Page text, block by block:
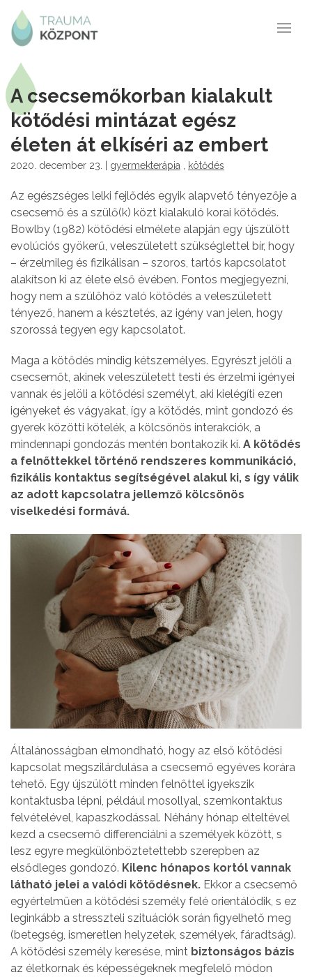
A csecsemőkorban kialakult
kötődési mintázat egész
életen át elkíséri az embert
2020. december 23. | gyermekterápia kötődés
Az egészséges lelki fejlődés egyik alapvető tényezője a
csecsemő és a szülő(k) közt kialakuló korai kötődés.
Bowlby (1982) kötődési elmélete alapján egy újszülött
evolúciós gyökerű, veleszületett szükséglettel bír, hogy
– érzelmileg és fizikálisan – szoros, tartós kapcsolatot
alakítson ki az élete első évében. Fontos megjegyezni,
hogy nem a szülőhöz való kötődés a veleszületett
tényező, hanem a késztetés, az igény van jelen, hogy
szorossá tegyen egy kapcsolatot.
Maga a kötődés mindig kétszemélyes. Egyrészt jelöli a
csecsemőt, akinek veleszületett testi és érzelmi igényei
vannak és jelöli a kötődési személyt, aki kielégíti ezen
igényeket és vágyakat, így a kötődés, mint gondozó és
gyerek közötti kötelék, a kölcsönös interakciók, a
mindennapi gondozás mentén bontakozik ki. A kötődés
a felnőttekkel történő rendszeres kommunikáció,
fizikális kontaktus segítségével alakul ki, s így válik
az adott kapcsolatra jellemző kölcsönös
viselkedési formává.
Általánosságban elmondható, hogy az első kötődési
kapcsolat megszilárdulása a csecsemő egyéves korára
tehető. Egy újszülött minden felnőttel igyekszik
kontaktusba lépni, például mosollyal, szemkontaktus
felvételével, kapaszkodással. Néhány hónap elteltével
kezd a csecsemő differenciálni a személyek között, s
lesz egyre megkülönböztetettebb szerepben az
elsődleges gondozó. Kilenc hónapos kortól vannak
látható jelei a valódi kötődésnek. Ekkor a csecsemő
egyértelműen a kötődési személy felé orientálódik, s ez
leginkább a stresszteli szituációk során figyelhető meg
(betegség, ismeretlen helyzetek, személyek, fáradtság).
A kötődési személy keresése, mint biztonságos bázis
az életkornak és képességeknek megfelelő módon